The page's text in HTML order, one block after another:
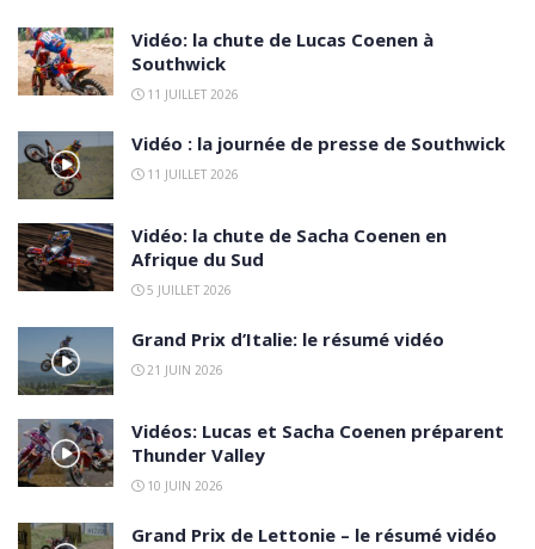
Vidéo: la chute de Lucas Coenen à
Southwick
11 JUILLET 2026
Vidéo : la journée de presse de Southwick
11 JUILLET 2026
Vidéo: la chute de Sacha Coenen en
Afrique du Sud
5 JUILLET 2026
Grand Prix d’Italie: le résumé vidéo
21 JUIN 2026
Vidéos: Lucas et Sacha Coenen préparent
Thunder Valley
10 JUIN 2026
Grand Prix de Lettonie – le résumé vidéo